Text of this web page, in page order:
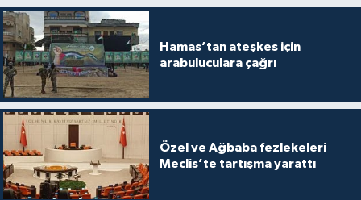
Hamas’tan ateşkes için
arabuluculara çağrı
Özel ve Ağbaba fezlekeleri
Meclis’te tartışma yarattı